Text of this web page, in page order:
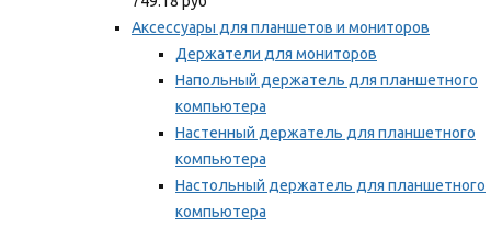
Аксессуары для планшетов и мониторов
Держатели для мониторов
Напольный держатель для планшетного
компьютера
Настенный держатель для планшетного
компьютера
Настольный держатель для планшетного
компьютера